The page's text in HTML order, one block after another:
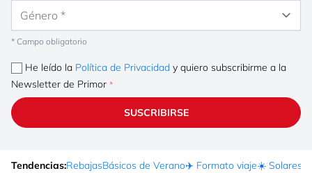
* Campo obligatorio
He leído la Política de Privacidad y quiero subscribirme a la
Newsletter de Primor
SUSCRIBIRSE
Tendencias:RebajasBásicos de Verano✈️ Formato viaje☀️ Solares